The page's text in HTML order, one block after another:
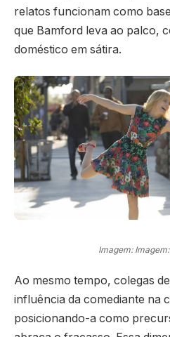
relatos funcionam como
que Bamford leva ao palco,
doméstico em sátira.
Imagem:
Ao mesmo tempo, colegas
influência da comediante na
posicionando-a como